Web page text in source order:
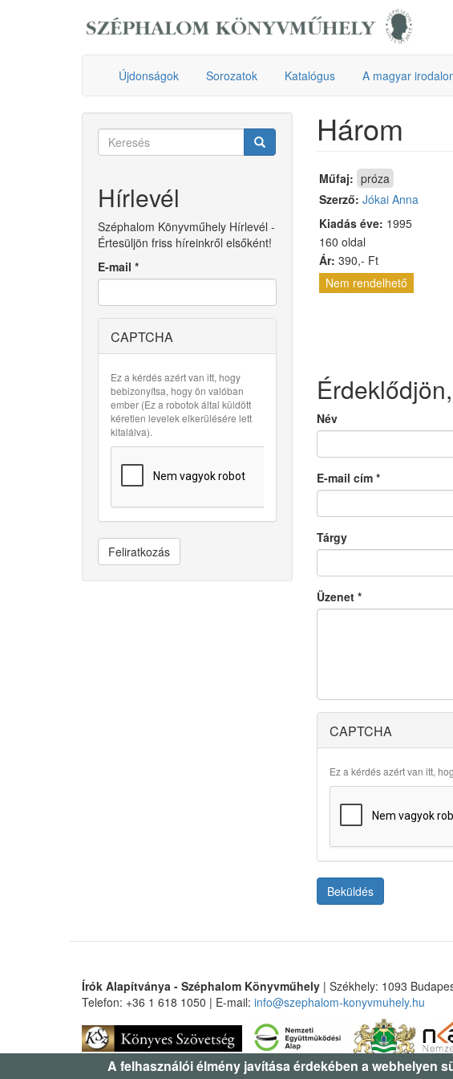
Újdonságok Sorozatok Katalógus A magyar
Keresés
Hírlevél
Széphalom Könyvműhely Hírlevél -
Értesüljön friss híreinkről elsőként!
E-mail *
CAPTCHA
Ez a kérdés azért van itt, hogy
bebizonyítsa, hogy ön valóban
ember (Ez a robotok által küldött
kéretlen levelek elkerülésére lett
kitalálva).
Feliratkozás
Három
Műfaj: próza
Szerző: Jókai Anna
Kiadás éve: 1995
160 oldal
Ár: 390,- Ft
Nem rendelhető
Név
E-mail cím *
Tárgy
Üzenet *
CAPTCHA
Ez a kérdés azért van itt,
Beküldés
Írók Alapítványa - Széphalom Könyvműhely | Székhely: 1093
Telefon: +36 1 618 1050 | E-mail: info@szephalom-konyvmuhely.hu
A felhasználói élmény javítása érdekében a webhelyen